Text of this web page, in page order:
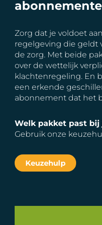
Zorg dat je voldoet
regelgeving die geldt
de zorg. Met beide
over de wettelijk
klachtenregeling. En
een erkende
abonnement dat het
Welk pakket past bij
Gebruik onze
Keuzehulp